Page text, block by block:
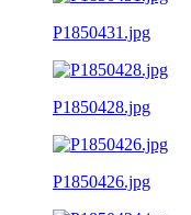
P1850431.jpg
P1850428.jpg
P1850426.jpg